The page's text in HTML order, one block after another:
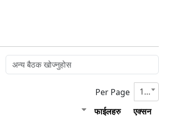
Per Page
10
फाईलहरु
एक्सन